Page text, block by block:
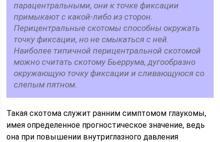
парацентральными, они к точке фиксации
примыкают с какой-либо из сторон.
Перицентральные скотомы способны окружать
точку фиксации, но не смыкаться с ней.
Наиболее типичной перицентральной скотомой
можно считать скотому Бьеррума, дугообразно
окружающую точку фиксации и сливающуюся со
слепым пятном.
Такая скотома служит ранним симптомом глаукомы,
имея определенное прогностическое значение, ведь
она при повышении внутриглазного давления